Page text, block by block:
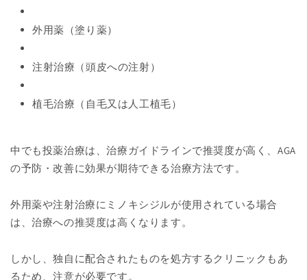
外用薬（塗り薬）
注射治療（頭皮への注射）
植毛治療（自毛又は人工植毛）
中でも投薬治療は、治療ガイドラインで推奨度が高く、AGA
の予防・改善に効果が期待できる治療方法です。
外用薬や注射治療にミノキシジルが使用されている場合
は、治療への推奨度は高くなります。
しかし、独自に配合されたものを処方するクリニックもあ
るため、注意が必要です。